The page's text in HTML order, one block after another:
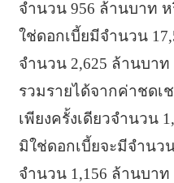
จำนวน 956 ล้านบาท
ใช่ดอกเบี้ยมีจำนวน
จำนวน 2,625 ล้านบาท
รวมรายได้จากค่าชดเ
เพียงครั้งเดียวจำนวน
มิใช่ดอกเบี้ยจะมีจำนว
จำนวน 1,156 ล้านบาท